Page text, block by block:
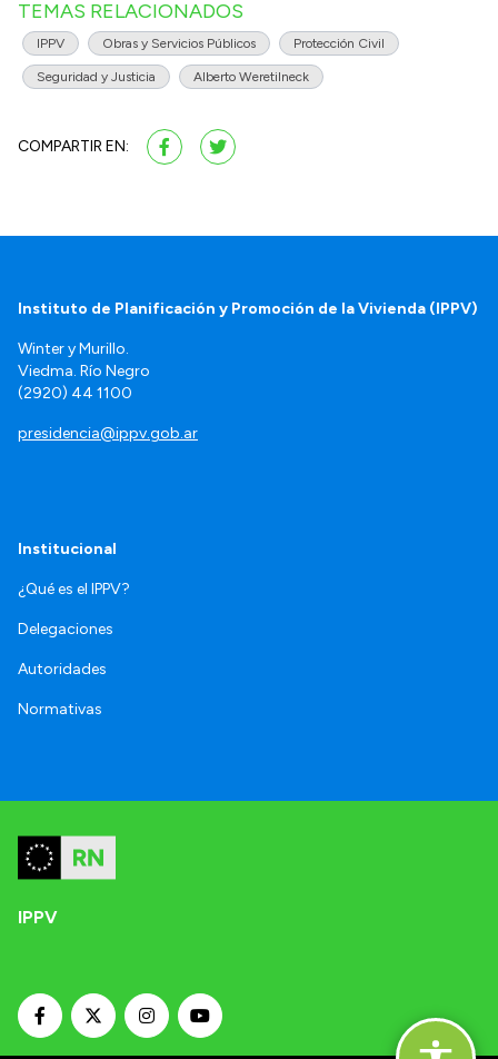
TEMAS RELACIONADOS
IPPV Obras y Servicios Públicos Protección Civil
Seguridad y Justicia Alberto Weretilneck
COMPARTIR EN:
Instituto de Planificación y Promoción de la Vivienda (IPPV)
Winter y Murillo.
Viedma. Río Negro
(2920) 44 1100
presidencia@ippv.gob.ar
Institucional
¿Qué es el IPPV?
Delegaciones
Autoridades
Normativas
IPPV